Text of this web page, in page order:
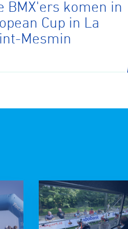
BMX'ers komen in
Cup in La
Mesmin
Gravel